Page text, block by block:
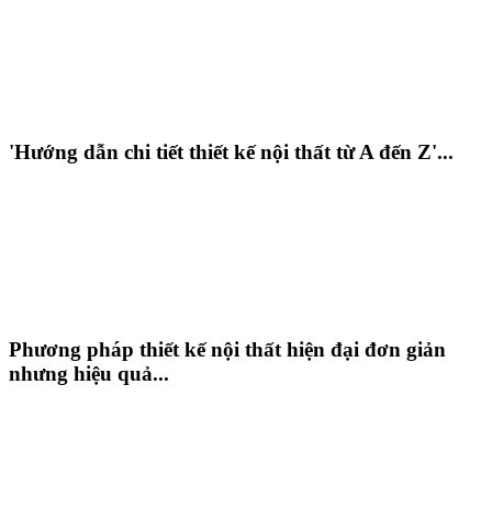
'Hướng dẫn chi tiết thiết kế nội thất từ A đến Z'...
Phương pháp thiết kế nội thất hiện đại đơn giản
nhưng hiệu quả...